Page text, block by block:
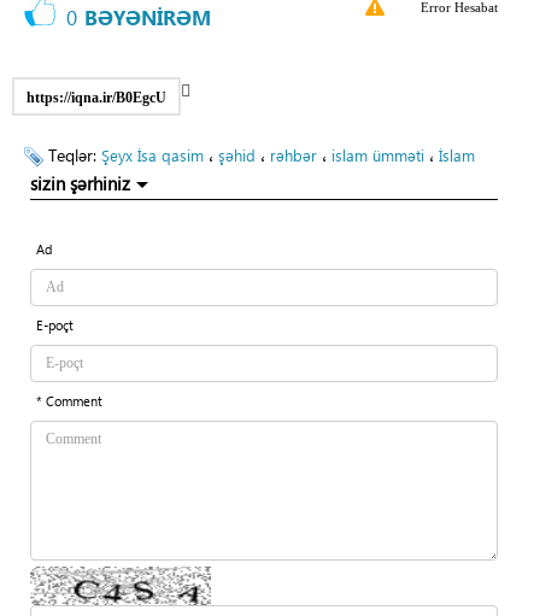
0 BƏYƏNİRƏM Error Hesabat
https://iqna.ir/B0EgcU
Teqlər: Şeyx İsa qasim ، şəhid ، rəhbər ، islam ümməti ، İslam
sizin şərhiniz
Ad
E-poçt
* Comment